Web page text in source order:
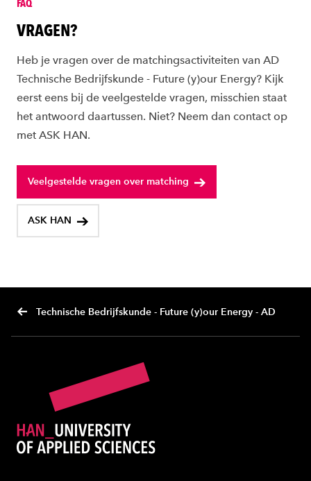
FAQ
VRAGEN?
Heb je vragen over de matchingsactiviteiten van AD
Technische Bedrijfskunde - Future (y)our Energy? Kijk
eerst eens bij de veelgestelde vragen, misschien staat
het antwoord daartussen. Niet? Neem dan contact op
met ASK HAN.
Veelgestelde vragen over matching
ASK HAN
Technische Bedrijfskunde - Future (y)our Energy - AD